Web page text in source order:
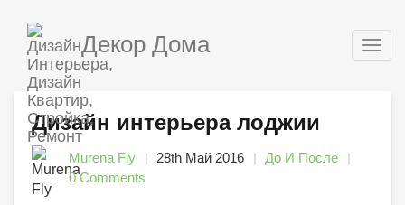
Декор Дома
Дизайн интерьера лоджии
Murena Fly 28th Май 2016
До И После
0 Comments